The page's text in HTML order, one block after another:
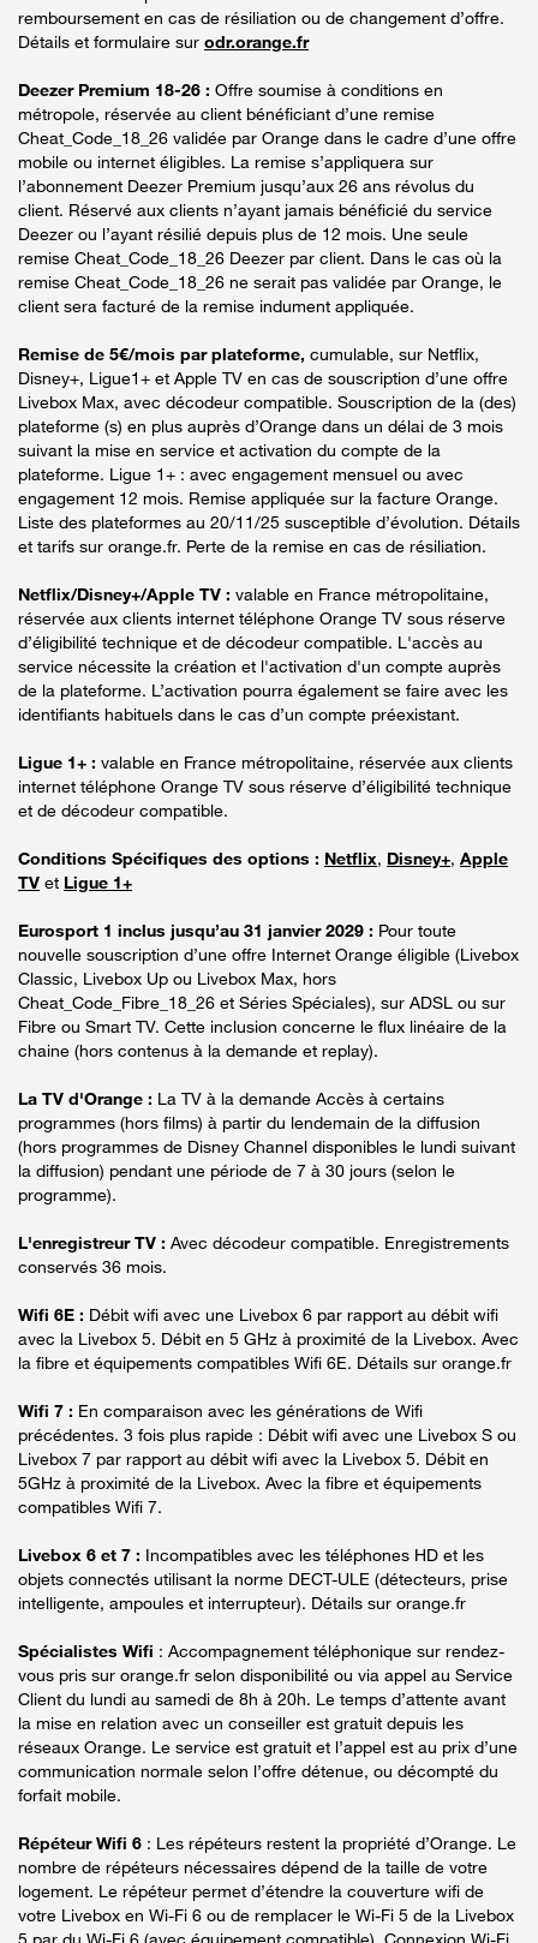
remboursement en cas de résiliation ou de changement d’offre.
Détails et formulaire sur odr.orange.fr
Deezer Premium 18-26 : Offre soumise à conditions en
métropole, réservée au client bénéficiant d’une remise
Cheat_Code_18_26 validée par Orange dans le cadre d’une offre
mobile ou internet éligibles. La remise s’appliquera sur
l’abonnement Deezer Premium jusqu’aux 26 ans révolus du
client. Réservé aux clients n’ayant jamais bénéficié du service
Deezer ou l’ayant résilié depuis plus de 12 mois. Une seule
remise Cheat_Code_18_26 Deezer par client. Dans le cas où la
remise Cheat_Code_18_26 ne serait pas validée par Orange, le
client sera facturé de la remise indument appliquée.
Remise de 5€/mois par plateforme, cumulable, sur Netflix,
Disney+, Ligue1+ et Apple TV en cas de souscription d’une offre
Livebox Max, avec décodeur compatible. Souscription de la (des)
plateforme (s) en plus auprès d’Orange dans un délai de 3 mois
suivant la mise en service et activation du compte de la
plateforme. Ligue 1+ : avec engagement mensuel ou avec
engagement 12 mois. Remise appliquée sur la facture Orange.
Liste des plateformes au 20/11/25 susceptible d’évolution. Détails
et tarifs sur orange.fr. Perte de la remise en cas de résiliation.
Netflix/Disney+/Apple TV : valable en France métropolitaine,
réservée aux clients internet téléphone Orange TV sous réserve
d’éligibilité technique et de décodeur compatible. L'accès au
service nécessite la création et l'activation d'un compte auprès
de la plateforme. L’activation pourra également se faire avec les
identifiants habituels dans le cas d’un compte préexistant.
Ligue 1+ : valable en France métropolitaine, réservée aux clients
internet téléphone Orange TV sous réserve d’éligibilité technique
et de décodeur compatible.
Conditions Spécifiques des options : Netflix, Disney+, Apple
TV et Ligue 1+
Eurosport 1 inclus jusqu’au 31 janvier 2029 : Pour toute
nouvelle souscription d’une offre Internet Orange éligible (Livebox
Classic, Livebox Up ou Livebox Max, hors
Cheat_Code_Fibre_18_26 et Séries Spéciales), sur ADSL ou sur
Fibre ou Smart TV. Cette inclusion concerne le flux linéaire de la
chaine (hors contenus à la demande et replay).
La TV d'Orange : La TV à la demande Accès à certains
programmes (hors films) à partir du lendemain de la diffusion
(hors programmes de Disney Channel disponibles le lundi suivant
la diffusion) pendant une période de 7 à 30 jours (selon le
programme).
L'enregistreur TV : Avec décodeur compatible. Enregistrements
conservés 36 mois.
Wifi 6E : Débit wifi avec une Livebox 6 par rapport au débit wifi
avec la Livebox 5. Débit en 5 GHz à proximité de la Livebox. Avec
la fibre et équipements compatibles Wifi 6E. Détails sur orange.fr
Wifi 7 : En comparaison avec les générations de Wifi
précédentes. 3 fois plus rapide : Débit wifi avec une Livebox S ou
Livebox 7 par rapport au débit wifi avec la Livebox 5. Débit en
5GHz à proximité de la Livebox. Avec la fibre et équipements
compatibles Wifi 7.
Livebox 6 et 7 : Incompatibles avec les téléphones HD et les
objets connectés utilisant la norme DECT-ULE (détecteurs, prise
intelligente, ampoules et interrupteur). Détails sur orange.fr
Spécialistes Wifi : Accompagnement téléphonique sur rendez-
vous pris sur orange.fr selon disponibilité ou via appel au Service
Client du lundi au samedi de 8h à 20h. Le temps d’attente avant
la mise en relation avec un conseiller est gratuit depuis les
réseaux Orange. Le service est gratuit et l’appel est au prix d’une
communication normale selon l’offre détenue, ou décompté du
forfait mobile.
Répéteur Wifi 6 : Les répéteurs restent la propriété d’Orange. Le
nombre de répéteurs nécessaires dépend de la taille de votre
logement. Le répéteur permet d’étendre la couverture wifi de
votre Livebox en Wi-Fi 6 ou de remplacer le Wi-Fi 5 de la Livebox
5 par du Wi-Fi 6 (avec équipement compatible). Connexion Wi-Fi